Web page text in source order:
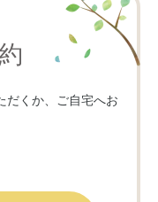
だくか、ご自宅へお